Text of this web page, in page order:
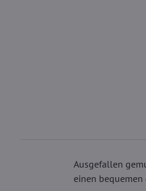
Ausgefallen
einen